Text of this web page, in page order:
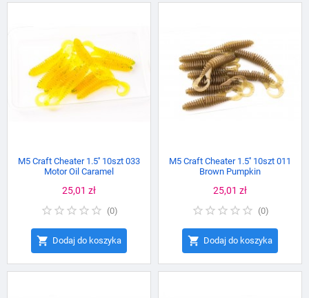
M5 Craft Cheater 1.5'' 10szt 033
Motor Oil Caramel
Cena
25,01 zł
(0)
 Dodaj do koszyka
M5 Craft Cheater 1.5'' 10szt 011
Brown Pumpkin
Cena
25,01 zł
(0)
 Dodaj do koszyka